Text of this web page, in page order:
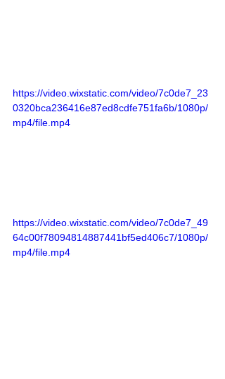
https://video.wixstatic.com/video/7c0de7_23
0320bca236416e87ed8cdfe751fa6b/1080p/
mp4/file.mp4
https://video.wixstatic.com/video/7c0de7_49
64c00f78094814887441bf5ed406c7/1080p/
mp4/file.mp4